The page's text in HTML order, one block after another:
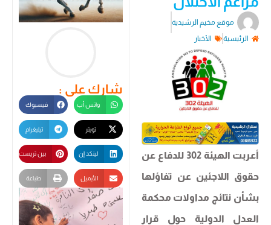
موقع مخيم الرشيدية
الرئيسية
الأخبار
أعربت الهيئة 302 للدفاع عن
حقوق اللاجئين عن تفاؤلها
بشأن نتائج مداولات محكمة
العدل الدولية حول قرار
شارك على :
واتس أب فيسبوك
تيليغرام
لينكد إن بين تريست
الأيميل طباعة